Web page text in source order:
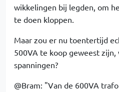
wikkelingen bij legden, om
te doen kloppen.
Maar zou er nu toentertijd
500VA te koop geweest
spanningen?
@Bram: "Van de 600VA